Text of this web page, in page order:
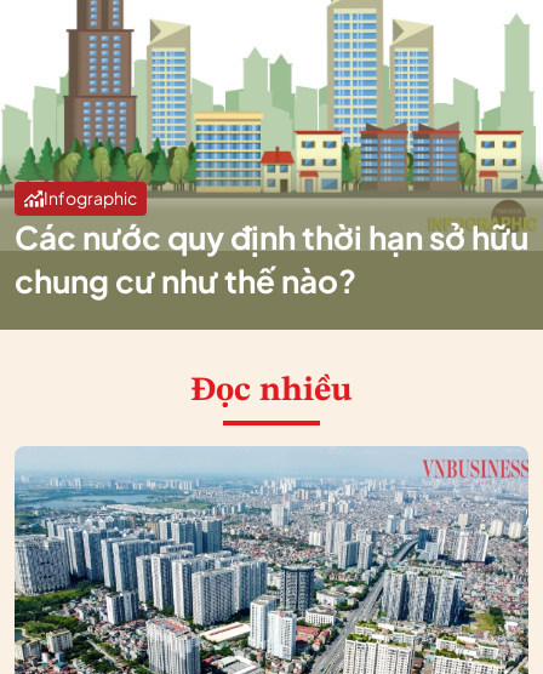
Infographic
Các nước quy định thời hạn sở hữu
chung cư như thế nào?
Đọc nhiều